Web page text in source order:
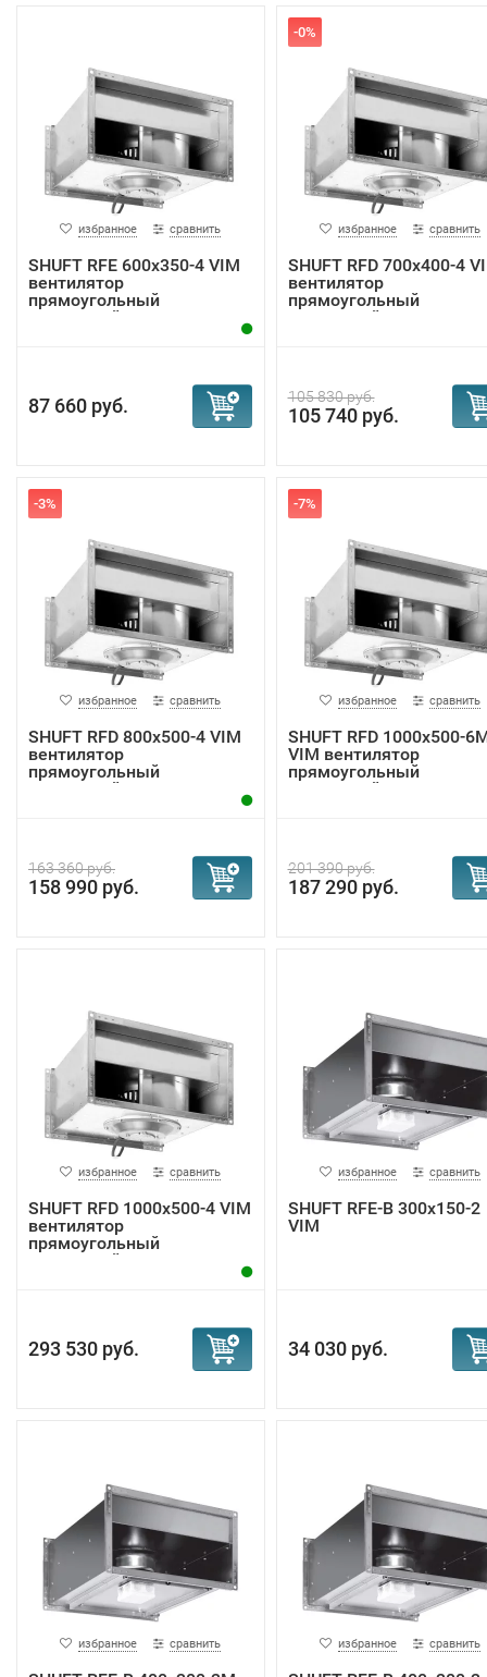
избранное сравнить
SHUFT RFE 600x350-4 VIM
вентилятор
прямоугольный
канальный
87 660 руб.
-0%
избранное сравнить
SHUFT RFD 700x400-4
вентилятор
прямоугольный
канальный
105 830 руб.
105 740 руб.
-3%
избранное сравнить
SHUFT RFD 800x500-4 VIM
вентилятор
прямоугольный
канальный
163 360 руб.
158 990 руб.
-7%
избранное сравнить
SHUFT RFD 1000x500-
VIM вентилятор
прямоугольный
канальный
201 390 руб.
187 290 руб.
избранное сравнить
SHUFT RFD 1000x500-4 VIM
вентилятор
прямоугольный
канальный
293 530 руб.
избранное сравнить
SHUFT RFE-B 300х150-2
VIM
34 030 руб.
избранное сравнить избранное сравнить